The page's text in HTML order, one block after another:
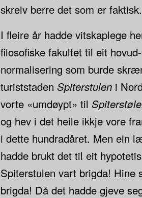
skreiv berre det som er faktisk.
I fleire år hadde vitskaplege
filosofiske fakultet til eit
normalisering som burde
turiststaden Spiterstuleni
vorte «umdøypt» til
og hev i det heile ikkje vore
i dette hundradåret. Men ein
hadde brukt det til eit
Spiterstulen vart brigda! Hine
brigda! Då det hadde gjeve